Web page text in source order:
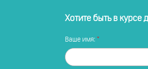
Хотите быть в курсе
Ваше имя: